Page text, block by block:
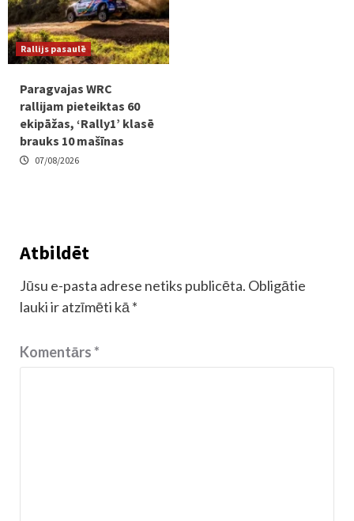
Rallijs pasaulē
Paragvajas WRC
rallijam pieteiktas 60
ekipāžas, ‘Rally1’ klasē
brauks 10 mašīnas
07/08/2026
Atbildēt
Jūsu e-pasta adrese netiks publicēta. Obligātie
lauki ir atzīmēti kā *
Komentārs*